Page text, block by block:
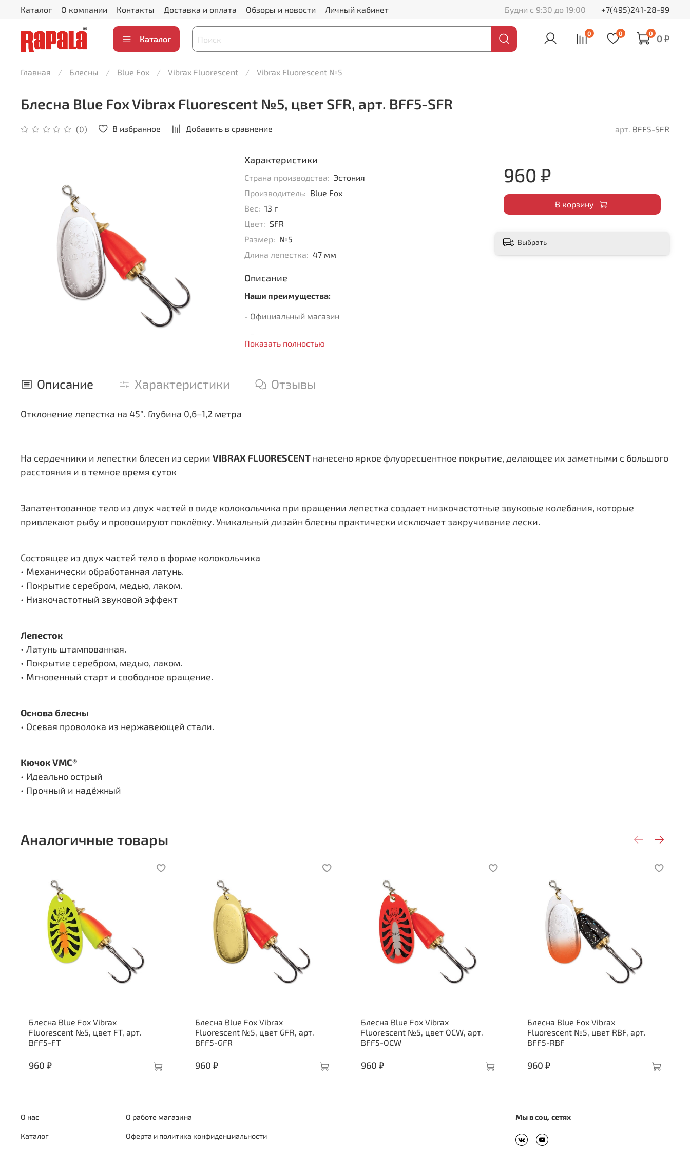
Каталог О компании Контакты Доставка и оплата Обзоры и новости Личный кабинет Будни с 9:30 до 19:00 +7(495)241-28-99
Каталог
0 0 0 0 ₽
Главная Блесны Blue Fox Vibrax Fluorescent Vibrax Fluorescent №5
Блесна Blue Fox Vibrax Fluorescent №5, цвет SFR, арт. BFF5-SFR
(0) В избранное Добавить в сравнение арт. BFF5-SFR
Характеристики
Страна производства: Эстония
Производитель: Blue Fox
Вес: 13 г
Цвет: SFR
Размер: №5
Длина лепестка: 47 мм
Описание
Наши преимущества:
- Официальный магазин
Показать полностью
960 ₽
В корзину
Выбрать
Описание Характеристики Отзывы
Отклонение лепестка на 45°. Глубина 0,6–1,2 метра
На сердечники и лепестки блесен из серии VIBRAX FLUORESCENT нанесено яркое флуоресцентное покрытие, делающее их заметными с большого
расстояния и в темное время суток
Запатентованное тело из двух частей в виде колокольчика при вращении лепестка создает низкочастотные звуковые колебания, которые
привлекают рыбу и провоцируют поклёвку. Уникальный дизайн блесны практически исключает закручивание лески.
Состоящее из двух частей тело в форме колокольчика
• Механически обработанная латунь.
• Покрытие серебром, медью, лаком.
• Низкочастотный звуковой эффект
Лепесток
• Латунь штампованная.
• Покрытие серебром, медью, лаком.
• Мгновенный старт и свободное вращение.
Основа блесны
• Осевая проволока из нержавеющей стали.
Кючок VMC®
• Идеально острый
• Прочный и надёжный
Аналогичные товары
Блесна Blue Fox Vibrax
Fluorescent №5, цвет FT, арт.
BFF5-FT
960 ₽
Блесна Blue Fox Vibrax
Fluorescent №5, цвет GFR, арт.
BFF5-GFR
960 ₽
Блесна Blue Fox Vibrax
Fluorescent №5, цвет OCW, арт.
BFF5-OCW
960 ₽
Блесна Blue Fox Vibrax
Fluorescent №5, цвет RBF, арт.
BFF5-RBF
960 ₽
О нас
Каталог
О работе магазина
Оферта и политика конфиденциальности
Мы в соц. сетях